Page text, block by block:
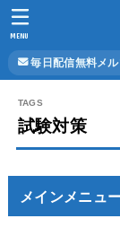
毎日配信無料メ
MENU
試験対策
メインメニュ